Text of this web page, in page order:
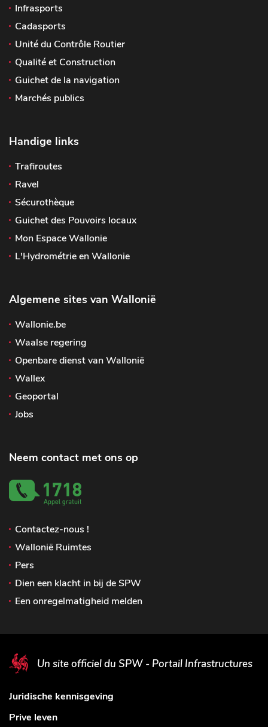
Infrasports
Cadasports
Unité du Contrôle Routier
Qualité et Construction
Guichet de la navigation
Marchés publics
Handige links
Trafiroutes
Ravel
Sécurothèque
Guichet des Pouvoirs locaux
Mon Espace Wallonie
L'Hydrométrie en Wallonie
Algemene sites van Wallonië
Wallonie.be
Waalse regering
Openbare dienst van Wallonië
Wallex
Geoportal
Jobs
Neem contact met ons op
Contactez-nous !
Wallonië Ruimtes
Pers
Dien een klacht in bij de SPW
Een onregelmatigheid melden
Un site officiel du SPW - Portail Infrastructures
Juridische kennisgeving
Prive leven